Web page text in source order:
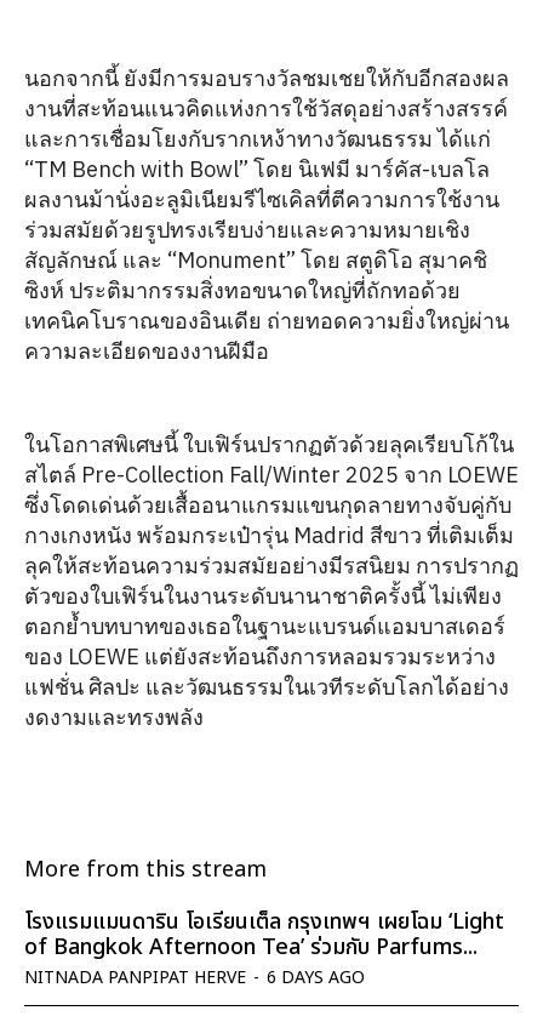
นอกจากนี้ ยังมีการมอบรางวัลชมเชยให้กับอีกสองผล
งานที่สะท้อนแนวคิดแห่งการใช้วัสดุอย่างสร้างสรรค์
และการเชื่อมโยงกับรากเหง้าทางวัฒนธรรม ได้แก่
“TM Bench with Bowl” โดย นิเฟมี มาร์คัส-เบลโล
ผลงานม้านั่งอะลูมิเนียมรีไซเคิลที่ตีความการใช้งาน
ร่วมสมัยด้วยรูปทรงเรียบง่ายและความหมายเชิง
สัญลักษณ์ และ “Monument” โดย สตูดิโอ สุมาคชิ
ซิงห์ ประติมากรรมสิ่งทอขนาดใหญ่ที่ถักทอด้วย
เทคนิคโบราณของอินเดีย ถ่ายทอดความยิ่งใหญ่ผ่าน
ความละเอียดของงานฝีมือ
ในโอกาสพิเศษนี้ ใบเฟิร์นปรากฏตัวด้วยลุคเรียบโก้ใน
สไตล์ Pre-Collection Fall/Winter 2025 จาก LOEWE
ซึ่งโดดเด่นด้วยเสื้ออนาแกรมแขนกุดลายทางจับคู่กับ
กางเกงหนัง พร้อมกระเป๋ารุ่น Madrid สีขาว ที่เติมเต็ม
ลุคให้สะท้อนความร่วมสมัยอย่างมีรสนิยม การปรากฏ
ตัวของใบเฟิร์นในงานระดับนานาชาติครั้งนี้ ไม่เพียง
ตอกย้ำบทบาทของเธอในฐานะแบรนด์แอมบาสเดอร์
ของ LOEWE แต่ยังสะท้อนถึงการหลอมรวมระหว่าง
แฟชั่น ศิลปะ และวัฒนธรรมในเวทีระดับโลกได้อย่าง
งดงามและทรงพลัง
More from this stream
โรงแรมแมนดาริน โอเรียนเต็ล กรุงเทพฯ เผยโฉม ‘Light
of Bangkok Afternoon Tea’ ร่วมกับ Parfums...
NITNADA PANPIPAT HERVE - 6 DAYS AGO